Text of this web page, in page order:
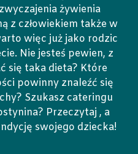
żywienia
z człowiekiem także w
więc już jako rodzic
Nie jesteś pewien, z
się taka dieta? Które
powinny znaleźć się
Szukasz cateringu
Przeczytaj , a
swojego dziecka!